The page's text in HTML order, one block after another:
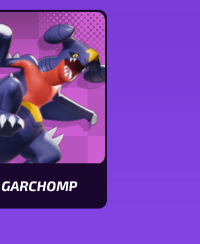
características
de
Dragonite
GARCHOMP